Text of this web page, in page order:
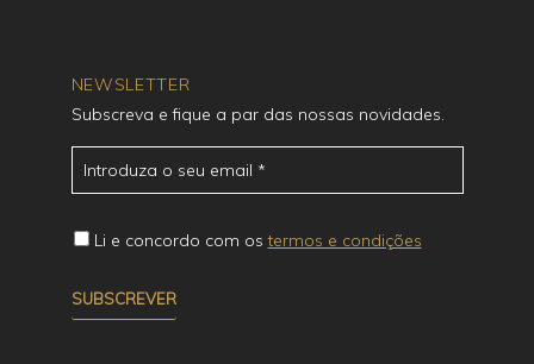
NEWSLETTER
Subscreva e fique a par das nossas novidades.
Li e concordo com ostermos e condições